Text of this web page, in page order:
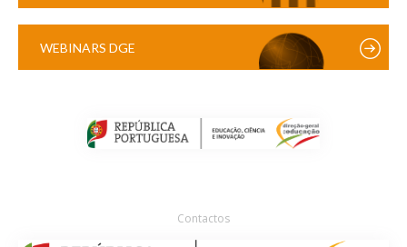
WEBINARS DGE
Contactos